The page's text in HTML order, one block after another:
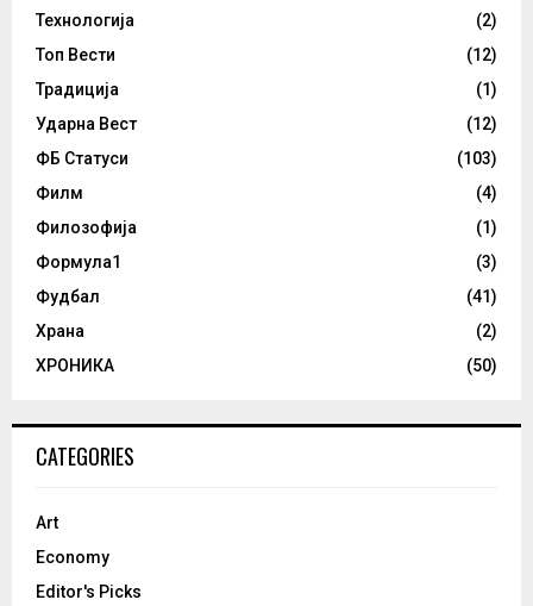
Технологија
(2)
Топ Вести
(12)
Традиција
(1)
Ударна Вест
(12)
ФБ Статуси
(103)
Филм
(4)
Филозофија
(1)
Формула1
(3)
Фудбал
(41)
Храна
(2)
ХРОНИКА
(50)
CATEGORIES
Art
Economy
Editor's Picks